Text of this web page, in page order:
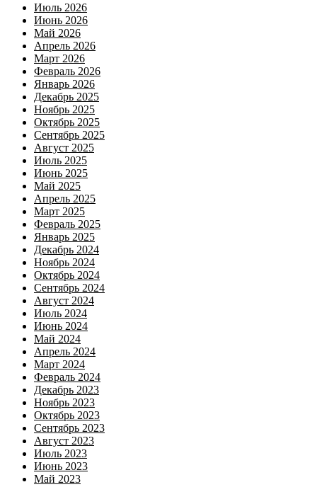
Июль 2026
Июнь 2026
Май 2026
Апрель 2026
Март 2026
Февраль 2026
Январь 2026
Декабрь 2025
Ноябрь 2025
Октябрь 2025
Сентябрь 2025
Август 2025
Июль 2025
Июнь 2025
Май 2025
Апрель 2025
Март 2025
Февраль 2025
Январь 2025
Декабрь 2024
Ноябрь 2024
Октябрь 2024
Сентябрь 2024
Август 2024
Июль 2024
Июнь 2024
Май 2024
Апрель 2024
Март 2024
Февраль 2024
Декабрь 2023
Ноябрь 2023
Октябрь 2023
Сентябрь 2023
Август 2023
Июль 2023
Июнь 2023
Май 2023